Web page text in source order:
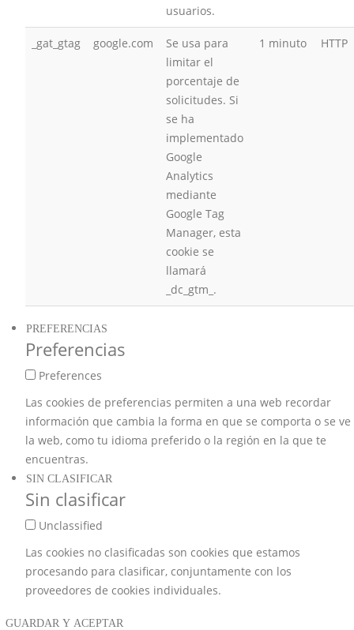
usuarios.
_gat_gtag google.com
Se usa para
limitar el
porcentaje de
solicitudes. Si
se ha
implementado
Google
Analytics
mediante
Google Tag
Manager, esta
cookie se
llamará
_dc_gtm_.
1 minuto HTTP
PREFERENCIAS
Preferencias
Preferences
Las cookies de preferencias permiten a una web recordar
información que cambia la forma en que se comporta o se ve
la web, como tu idioma preferido o la región en la que te
encuentras.
SIN CLASIFICAR
Sin clasificar
Unclassified
Las cookies no clasificadas son cookies que estamos
procesando para clasificar, conjuntamente con los
proveedores de cookies individuales.
GUARDAR Y ACEPTAR